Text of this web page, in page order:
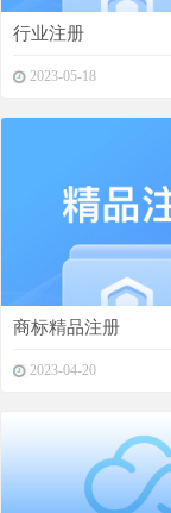
行业注册
2023-05-18
商标精品注册
2023-04-20